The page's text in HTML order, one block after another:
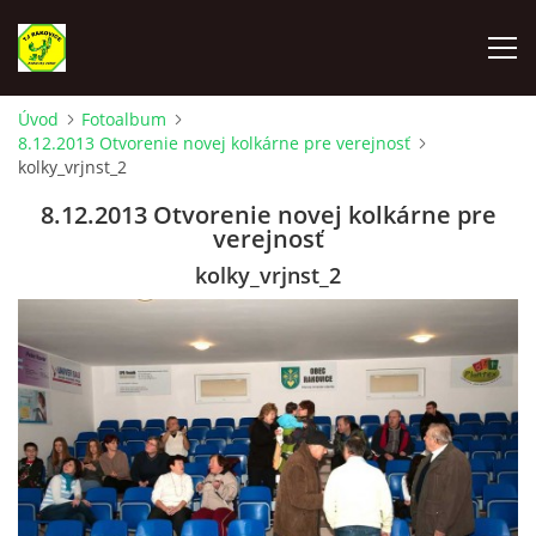
ÚVOD
VYLOSOVANIE - SÚŤAŽNÝ ROČNÍK 2025-2026
TJ RAKOVICE "B"
TJ RAKOVICE ŽENY
TJ RAKOVICE DORAST
Úvod
Fotoalbum
8.12.2013 Otvorenie novej kolkárne pre verejnosť
kolky_vrjnst_2
8.12.2013 Otvorenie novej kolkárne pre
verejnosť
kolky_vrjnst_2